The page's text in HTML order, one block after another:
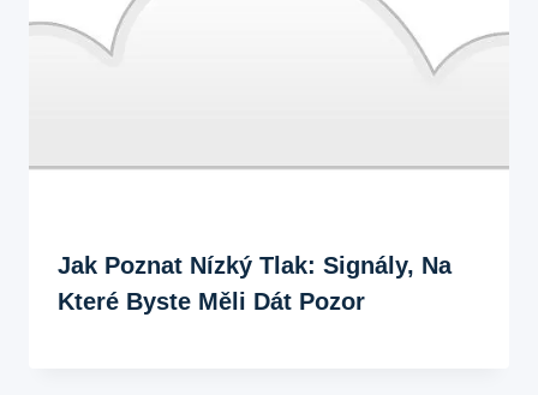
Jak Poznat Nízký Tlak: Signály, Na
Které Byste Měli Dát Pozor